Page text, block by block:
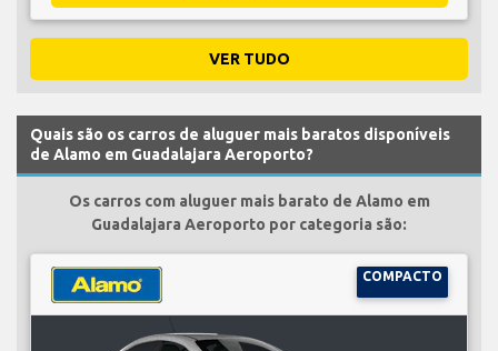
VER TUDO
Quais são os carros de aluguer mais baratos disponíveis
de Alamo em Guadalajara Aeroporto?
Os carros com aluguer mais barato de Alamo em
Guadalajara Aeroporto por categoria são:
COMPACTO